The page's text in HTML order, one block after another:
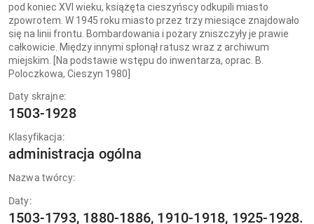
pod koniec XVI wieku, książęta cieszyńscy odkupili miasto
zpowrotem. W 1945 roku miasto przez trzy miesiące znajdowało
się na linii frontu. Bombardowania i pożary zniszczyły je prawie
całkowicie. Między innymi spłonął ratusz wraz z archiwum
miejskim. [Na podstawie wstępu do inwentarza, oprac. B.
Poloczkowa, Cieszyn 1980]
Daty skrajne:
1503-1928
Klasyfikacja:
administracja ogólna
Nazwa twórcy:
Daty:
1503-1793, 1880-1886, 1910-1918, 1925-1928.